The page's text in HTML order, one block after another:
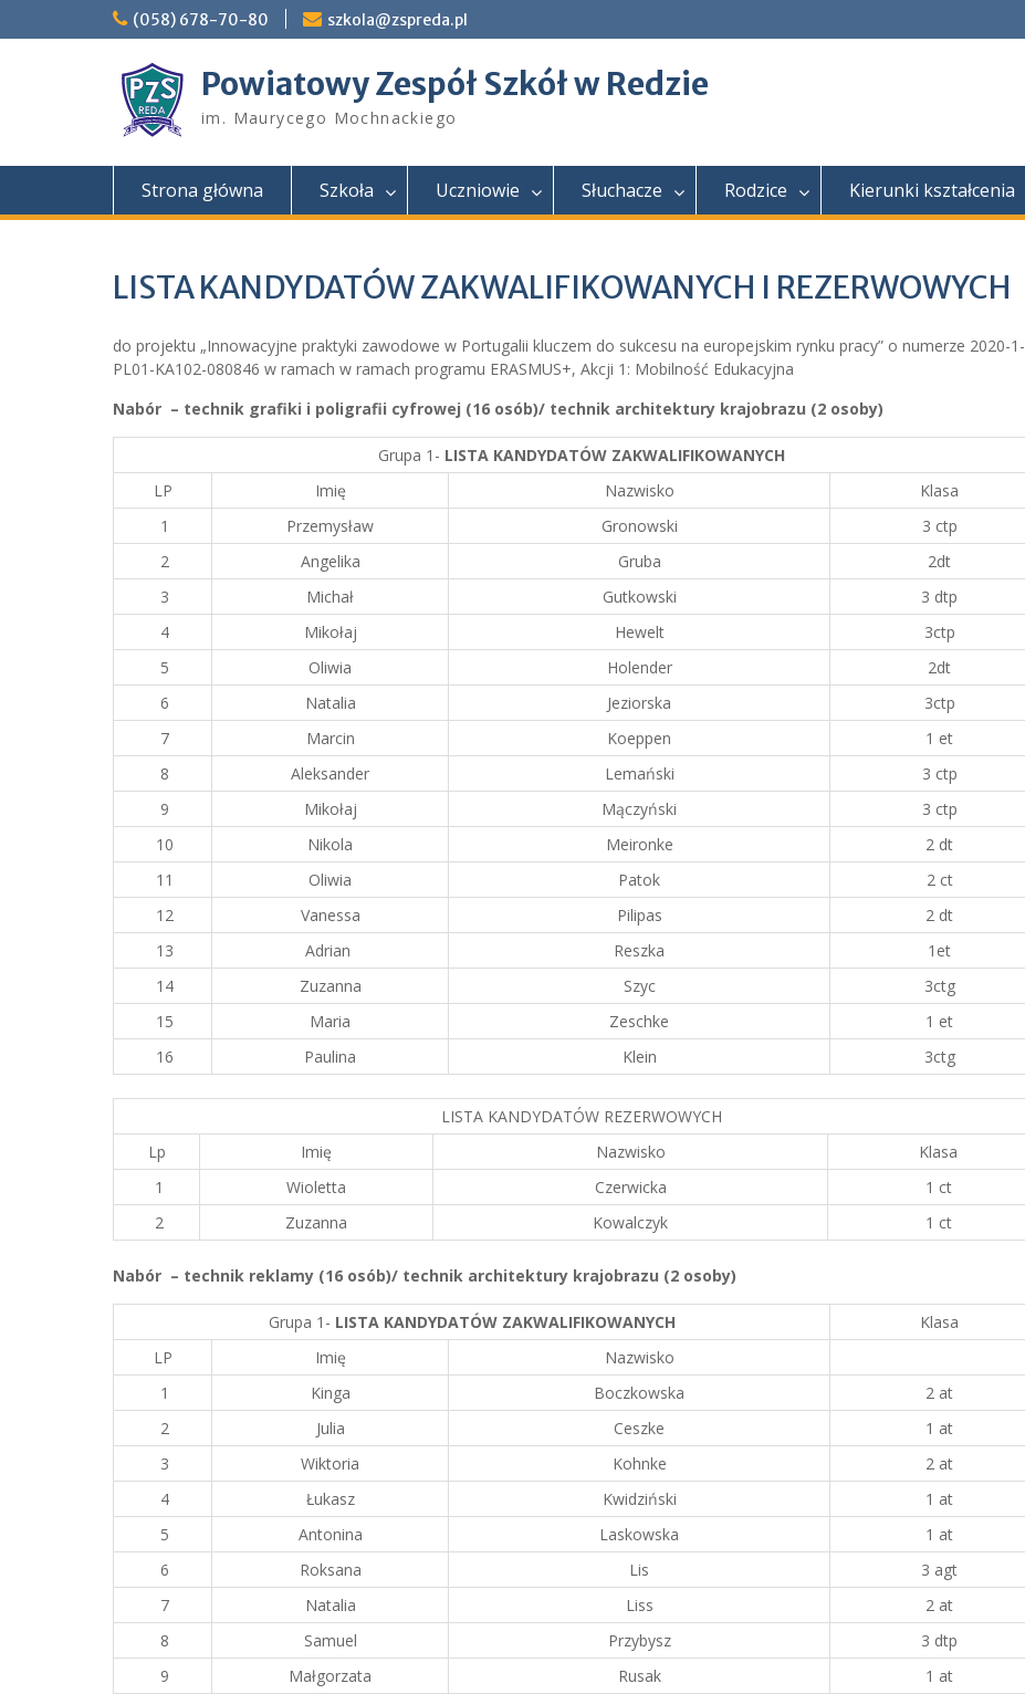
to
(058) 678-70-80 szkola@zspreda.pl
Powiatowy Zespół Szkół w Redzie
im. Maurycego Mochnackiego
Strona główna Szkoła Uczniowie Słuchacze Rodzice Kierunki kształcenia
LISTA KANDYDATÓW ZAKWALIFIKOWANYCH I REZERWOWYCH
do projektu „Innowacyjne praktyki zawodowe w Portugalii kluczem do sukcesu na europejskim rynku pracy” o numerze 2020-1-
PL01-KA102-080846 w ramach w ramach programu ERASMUS+, Akcji 1: Mobilność Edukacyjna
Nabór – technik grafiki i poligrafii cyfrowej (16 osób)/ technik architektury krajobrazu (2 osoby)
Grupa 1- LISTA KANDYDATÓW ZAKWALIFIKOWANYCH
LP
Imię Nazwisko
Klasa
1
Przemysław Gronowski
3 ctp
2
Angelika Gruba
2dt
3
Michał Gutkowski
3 dtp
4
Mikołaj Hewelt
3ctp
5
Oliwia Holender
2dt
6
Natalia Jeziorska
3ctp
7
Marcin Koeppen
1 et
8
Aleksander Lemański
3 ctp
9
Mikołaj Mączyński
3 ctp
10
Nikola Meironke
2 dt
11
Oliwia Patok
2 ct
12
Vanessa Pilipas
2 dt
13
Adrian Reszka
1et
14
Zuzanna Szyc
3ctg
15
Maria Zeschke
1 et
16
Paulina Klein 3ctg
LISTA KANDYDATÓW REZERWOWYCH
Lp
Imię Nazwisko
Klasa
1
Wioletta Czerwicka
1 ct
2
Zuzanna Kowalczyk 1 ct
Nabór – technik reklamy (16 osób)/ technik architektury krajobrazu (2 osoby)
Grupa 1- LISTA KANDYDATÓW ZAKWALIFIKOWANYCH
Klasa
LP
Imię
Nazwisko
1
Kinga Boczkowska
2 at
2
Julia Ceszke
1 at
3
Wiktoria Kohnke
2 at
4
Łukasz Kwidziński
1 at
5
Antonina Laskowska
1 at
6
Roksana Lis
3 agt
7
Natalia Liss
2 at
8
Samuel Przybysz
3 dtp
9
Małgorzata Rusak
1 at